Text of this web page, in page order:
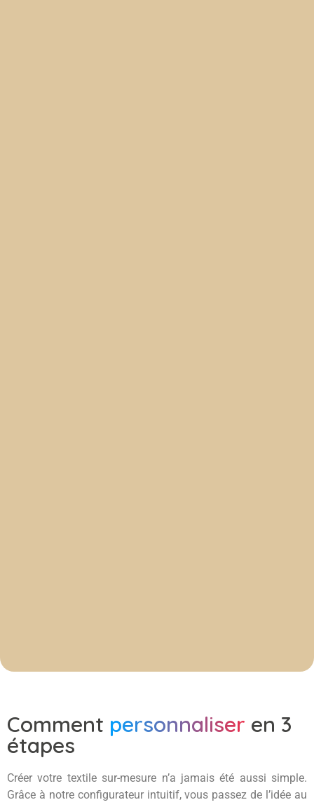
Comment personnaliser en 3
étapes
Créer votre textile sur-mesure n’a jamais été aussi simple.
Grâce à notre configurateur intuitif, vous passez de l’idée au